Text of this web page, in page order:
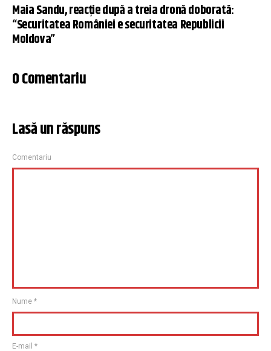
Maia Sandu, reacție după a treia dronă doborată:
“Securitatea României e securitatea Republicii
Moldova”
0 Comentariu
Lasă un răspuns
Comentariu
Nume *
E-mail *